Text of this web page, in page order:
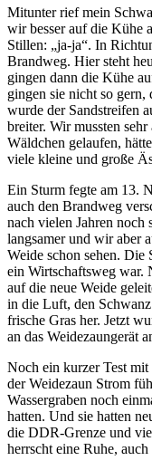
Mitunter rief mein
wir besser auf die Kühe
Stillen:
ja-ja . In
Brandweg. Hier steht
gingen dann die Kühe
gingen sie nicht so
wurde der Sandstreifen
breiter. Wir mussten
Wäldchen gelaufen,
viele kleine und große
Ein Sturm fegte am 13.
auch den Brandweg
nach vielen Jahren noch
langsamer und wir aber
Weide schon sehen. Die
ein Wirtschaftsweg war.
auf die neue Weide
in die Luft, den
frische Gras her. Jetzt
an das Weidezaungerät
Noch ein kurzer Test mit
der Weidezaun Strom
Wassergraben noch
hatten. Und sie hatten
die DDR-Grenze und
herrscht eine Ruhe, auch